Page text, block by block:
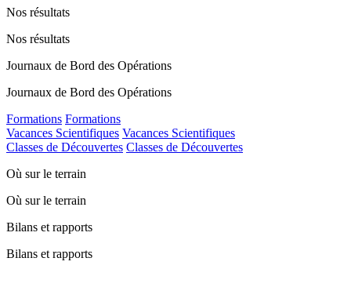
Nos résultats
Nos résultats
Journaux de Bord des Opérations
Journaux de Bord des Opérations
Formations Formations
Vacances Scientifiques Vacances Scientifiques
Classes de Découvertes Classes de Découvertes
Où sur le terrain
Où sur le terrain
Bilans et rapports
Bilans et rapports